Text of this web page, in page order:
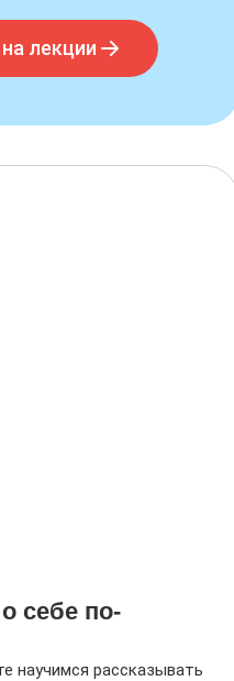
лекции
себе по-
научимся рассказывать